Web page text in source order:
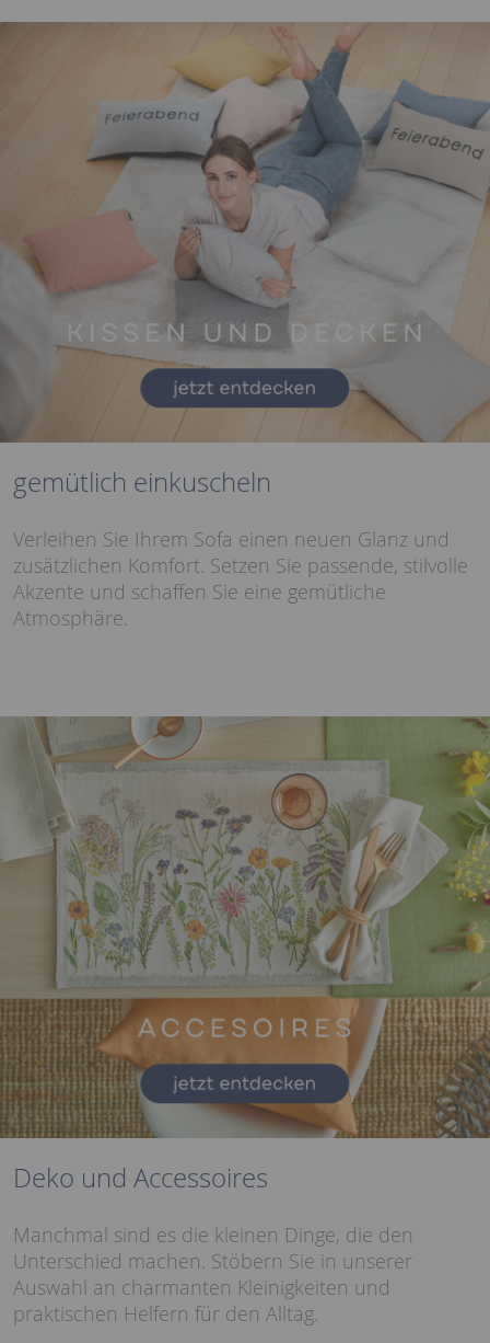
gemütlich einkuscheln
Verleihen Sie Ihrem Sofa einen neuen Glanz und
zusätzlichen Komfort. Setzen Sie passende, stilvolle
Akzente und schaffen Sie eine gemütliche
Atmosphäre.
Deko und Accessoires
Manchmal sind es die kleinen Dinge, die den
Unterschied machen. Stöbern Sie in unserer
Auswahl an charmanten Kleinigkeiten und
praktischen Helfern für den Alltag.